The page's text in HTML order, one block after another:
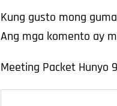
Kung gusto mong
Ang mga komento ay
Meeting Packet Hunyo